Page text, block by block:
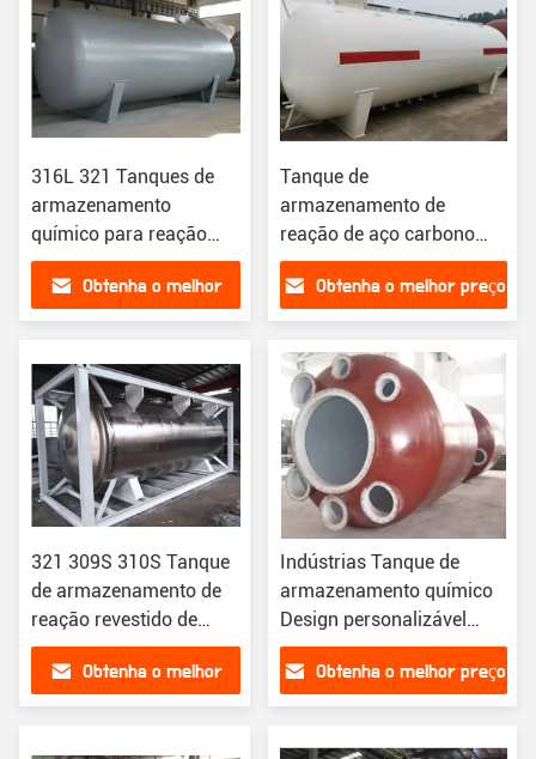
316L 321 Tanques de
armazenamento
químico para reação
Tanque de
armazenamento
personalizável
Obtenha o melhor
Tanque de
armazenamento de
reação de aço carbono
versátil para instalações
de resina química
Obtenha o melhor preço
321 309S 310S Tanque
de armazenamento de
reação revestido de
vidro de aço carbono
personalizável para
instalações químicas
Obtenha o melhor
Indústrias Tanque de
armazenamento químico
Design personalizável
Função e capacidade
Obtenha o melhor preço